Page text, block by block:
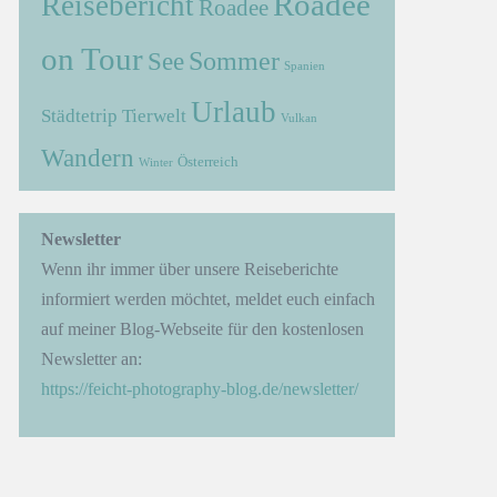
Roadee
on Tour See Sommer Spanien
Städtetrip Tierwelt Urlaub Vulkan
Wandern Winter Österreich
Newsletter
Wenn ihr immer über unsere Reiseberichte
informiert werden möchtet, meldet euch einfach
auf meiner Blog-Webseite für den kostenlosen
Newsletter an:
https://feicht-photography-blog.de/newsletter/